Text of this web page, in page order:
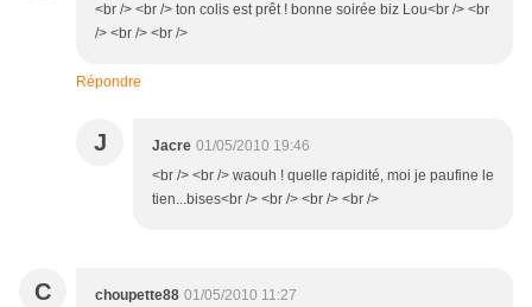
<br /> <br /> ton colis est prêt ! bonne soirée biz Lou<br /> <br
/> <br /> <br />
Répondre
J Jacre 01/05/2010 19:46
<br /> <br /> waouh ! quelle rapidité, moi je paufine le
tien...bises<br /> <br /> <br /> <br />
C choupette88 01/05/2010 11:27